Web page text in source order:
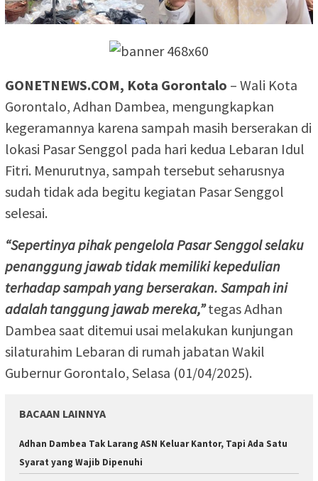
GONETNEWS.COM, Kota Gorontalo – Wali Kota
Gorontalo, Adhan Dambea, mengungkapkan
kegeramannya karena sampah masih berserakan di
lokasi Pasar Senggol pada hari kedua Lebaran Idul
Fitri. Menurutnya, sampah tersebut seharusnya
sudah tidak ada begitu kegiatan Pasar Senggol
selesai.
“Sepertinya pihak pengelola Pasar Senggol selaku
penanggung jawab tidak memiliki kepedulian
terhadap sampah yang berserakan. Sampah ini
adalah tanggung jawab mereka,”tegas Adhan
Dambea saat ditemui usai melakukan kunjungan
silaturahim Lebaran di rumah jabatan Wakil
Gubernur Gorontalo, Selasa (01/04/2025).
BACAAN LAINNYA
Adhan Dambea Tak Larang ASN Keluar Kantor, Tapi Ada Satu
Syarat yang Wajib Dipenuhi